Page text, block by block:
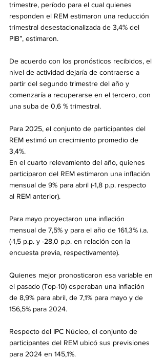
trimestre, período para el cual quienes
responden el REM estimaron una reducción
trimestral desestacionalizada de 3,4% del
PIB”, estimaron.
De acuerdo con los pronósticos recibidos, el
nivel de actividad dejaría de contraerse a
partir del segundo trimestre del año y
comenzaría a recuperarse en el tercero, con
una suba de 0,6 % trimestral.
Para 2025, el conjunto de participantes del
REM estimó un crecimiento promedio de
3,4%.
En el cuarto relevamiento del año, quienes
participaron del REM estimaron una inflación
mensual de 9% para abril (-1,8 p.p. respecto
al REM anterior).
Para mayo proyectaron una inflación
mensual de 7,5% y para el año de 161,3% i.a.
(-1,5 p.p. y -28,0 p.p. en relación con la
encuesta previa, respectivamente).
Quienes mejor pronosticaron esa variable en
el pasado (Top-10) esperaban una inflación
de 8,9% para abril, de 7,1% para mayo y de
156,5% para 2024.
Respecto del IPC Núcleo, el conjunto de
participantes del REM ubicó sus previsiones
para 2024 en 145,1%.